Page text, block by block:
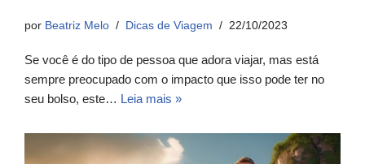
por Beatriz Melo Dicas de Viagem 22/10/2023
Se você é do tipo de pessoa que adora viajar, mas está
sempre preocupado com o impacto que isso pode ter no
seu bolso, este… Leia mais »